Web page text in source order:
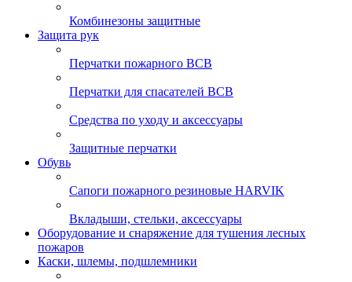
Комбинезоны защитные
Защита рук
Перчатки пожарного ВСВ
Перчатки для спасателей ВСВ
Средства по уходу и аксессуары
Защитные перчатки
Обувь
Сапоги пожарного резиновые HARVIK
Вкладыши, стельки, аксессуары
Оборудование и снаряжение для тушения лесных
пожаров
Каски, шлемы, подшлемники